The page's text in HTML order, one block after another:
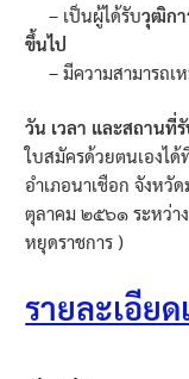
– เป็นผู้ได้รับวุฒิกา
ขึ้นไป
– มีความสามารถเ
วัน เวลา และสถานที่
ใบสมัครด้วยตนเองไ
อำเภอนาเชือก จังหวั
ตุลาคม ๒๕๖๑ ระหว่า
หยุดราชการ )
รายละเอีย